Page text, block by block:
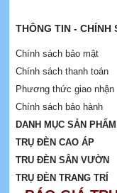
THÔNG TIN - CHÍNH
Chính sách bảo mật
Chính sách thanh toán
Phương thức giao nhận
Chính sách bảo hành
DANH MỤC SẢN PHẨM
TRỤ ĐÈN CAO ÁP
TRU ĐÈN SÂN VƯỜN
TRỤ ĐÈN TRANG TRÍ